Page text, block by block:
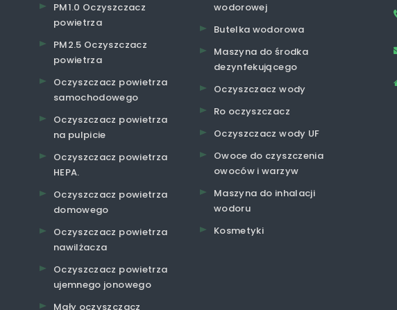
PM1.0 Oczyszczacz
powietrza
PM2.5 Oczyszczacz
powietrza
Oczyszczacz powietrza
samochodowego
Oczyszczacz powietrza
na pulpicie
Oczyszczacz powietrza
HEPA.
Oczyszczacz powietrza
domowego
Oczyszczacz powietrza
nawilżacza
Oczyszczacz powietrza
ujemnego jonowego
Mały oczyszczacz
wodorowej
Butelka wodorowa
Maszyna do środka
dezynfekującego
Oczyszczacz wody
Ro oczyszczacz
Oczyszczacz wody UF
Owoce do czyszczenia
owoców i warzyw
Maszyna do inhalacji
wodoru
Kosmetyki